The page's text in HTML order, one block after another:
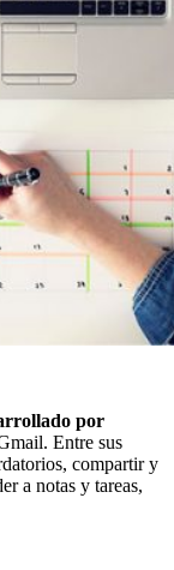
por
Entre sus
compartir y
a notas y tareas,